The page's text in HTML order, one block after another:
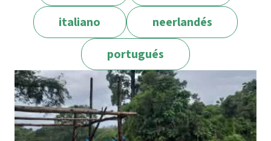
italiano
neerlandés
portugués